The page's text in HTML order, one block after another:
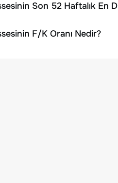
Son 52 Haftalık En
F/K Oranı Nedir?